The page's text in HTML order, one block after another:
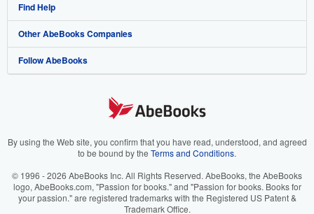
My Account
My Orders
View Basket
Join Our Affiliate Program
Book Buyback
Refer a seller
About AbeBooks
Media
Careers
Your Ads Privacy Choices
Accessibility
Find Help
Help
Customer Support
Other AbeBooks Companies
AbeBooks.co.uk
AbeBooks.it
AbeBooks.ca
Follow AbeBooks
By using the Web site, you confirm that you have read, understood, and agreed
to be bound by the Terms and Conditions.
© 1996 - 2026 AbeBooks Inc. All Rights Reserved. AbeBooks, the AbeBooks
logo, AbeBooks.com, "Passion for books." and "Passion for books. Books for
your passion." are registered trademarks with the Registered US Patent &
Trademark Office.